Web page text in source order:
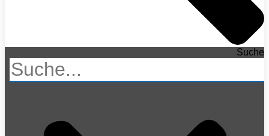
Suche